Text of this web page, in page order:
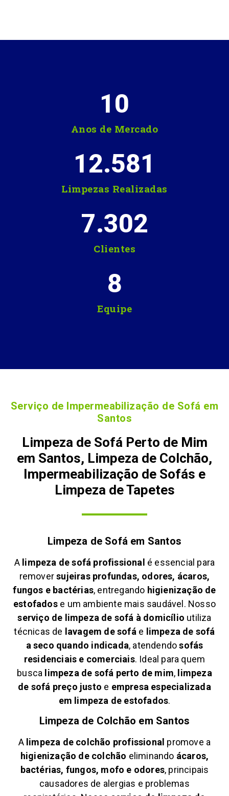
Anos de Mercado
10
Limpezas Realizadas
12.581
Clientes
7.302
Equipe
8
Serviço de Impermeabilização de Sofá em
Santos
Limpeza de Sofá Perto de Mim
em Santos, Limpeza de Colchão,
Impermeabilização de Sofás e
Limpeza de Tapetes
Limpeza de Sofá em Santos
A limpeza de sofá profissional é essencial para
removersujeiras profundas, odores, ácaros,
fungos e bactérias, entregando higienização de
estofadose um ambiente mais saudável. Nosso
serviço de limpeza de sofá à domicílio utiliza
técnicas de lavagem de sofá e limpeza de sofá
a seco quando indicada, atendendosofás
residenciais e comerciais. Ideal para quem
busca limpeza de sofá perto de mim, limpeza
de sofá preço justo e empresa especializada
em limpeza de estofados.
Limpeza de Colchão em Santos
A limpeza de colchão profissional promove a
higienização de colchão eliminando ácaros,
bactérias, fungos, mofo e odores, principais
causadores de alergias e problemas